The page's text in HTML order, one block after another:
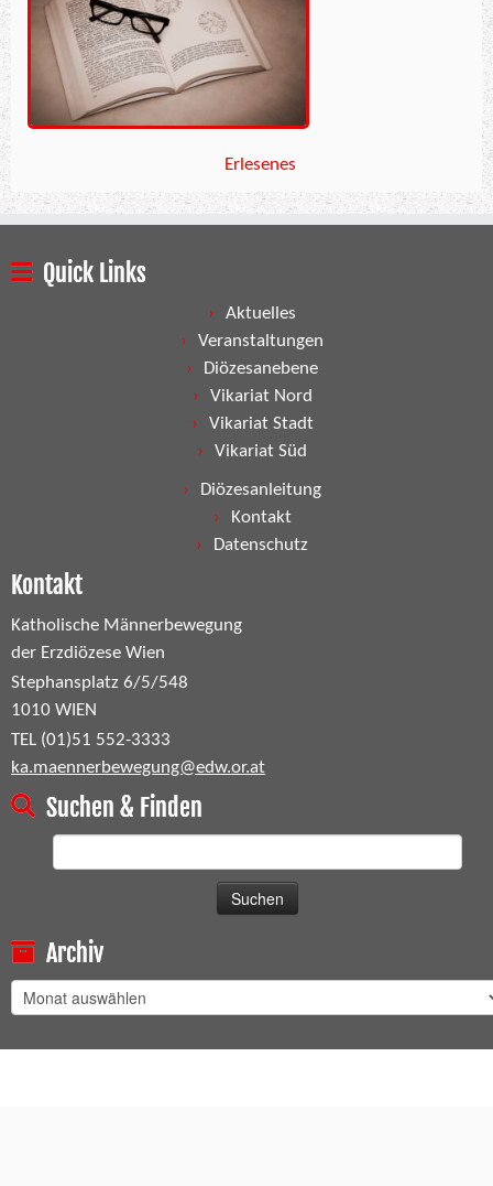
Erlesenes
Quick Links
Aktuelles
Veranstaltungen
Diözesanebene
Vikariat Nord
Vikariat Stadt
Vikariat Süd
Diözesanleitung
Kontakt
Datenschutz
Kontakt
Katholische Männerbewegung
der Erzdiözese Wien
Stephansplatz 6/5/548
1010 WIEN
TEL (01)51 552-3333
ka.maennerbewegung@edw.or.at
Suchen & Finden
Archiv
Archiv